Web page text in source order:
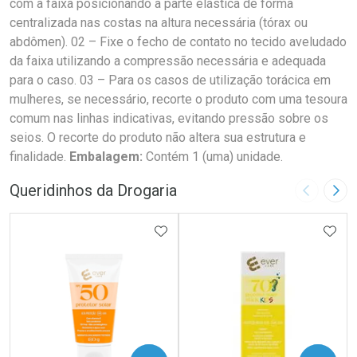
com a faixa posicionando a parte elástica de forma
centralizada nas costas na altura necessária (tórax ou
abdômen). 02 – Fixe o fecho de contato no tecido aveludado
da faixa utilizando a compressão necessária e adequada
para o caso. 03 – Para os casos de utilização torácica em
mulheres, se necessário, recorte o produto com uma tesoura
comum nas linhas indicativas, evitando pressão sobre os
seios. O recorte do produto não altera sua estrutura e
finalidade. Embalagem: Contém 1 (uma) unidade.
Queridinhos da Drogaria Imagem
ADICIONAR AOS FAVORITOS